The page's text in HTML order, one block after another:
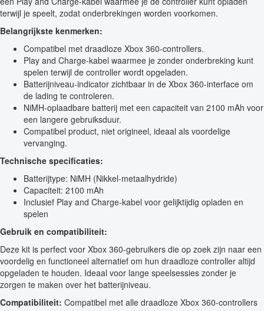
terwijl je speelt, zodat onderbrekingen worden voorkomen.
Belangrijkste kenmerken:
Compatibel met draadloze Xbox 360-controllers.
Play and Charge-kabel waarmee je zonder onderbreking kunt
spelen terwijl de controller wordt opgeladen.
Batterijniveau-indicator zichtbaar in de Xbox 360-interface om
de lading te controleren.
NiMH-oplaadbare batterij met een capaciteit van 2100 mAh voor
een langere gebruiksduur.
Compatibel product, niet origineel, ideaal als voordelige
vervanging.
Technische specificaties:
Batterijtype: NiMH (Nikkel-metaalhydride)
Capaciteit: 2100 mAh
Inclusief Play and Charge-kabel voor gelijktijdig opladen en
spelen
Gebruik en compatibiliteit:
Deze kit is perfect voor Xbox 360-gebruikers die op zoek zijn naar een
voordelig en functioneel alternatief om hun draadloze controller altijd
opgeladen te houden. Ideaal voor lange speelsessies zonder je
zorgen te maken over het batterijniveau.
Compatibiliteit: Compatibel met alle draadloze Xbox 360-controllers